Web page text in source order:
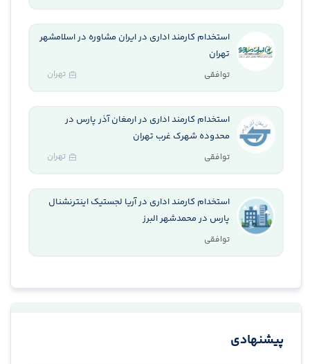
استخدام کارمند اداری در ایران مشاوره در اسلامشهر
تهران
توافقی تهران
استخدام کارمند اداری در ارمغان آذر پارس در
محدوده شهرک غرب تهران
توافقی تهران
استخدام کارمند اداری در آریا لجستیک اینترنشنال
پارس در محمدشهر البرز
توافقی
پیشنهادی